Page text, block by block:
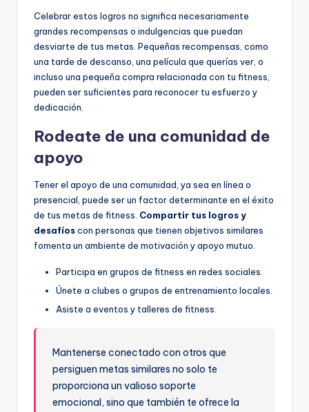
Celebrar estos logros no significa necesariamente
grandes recompensas o indulgencias que puedan
desviarte de tus metas. Pequeñas recompensas, como
una tarde de descanso, una película que querías ver, o
incluso una pequeña compra relacionada con tu fitness,
pueden ser suficientes para reconocer tu esfuerzo y
dedicación.
Rodeate de una comunidad de
apoyo
Tener el apoyo de una comunidad, ya sea en línea o
presencial, puede ser un factor determinante en el éxito
de tus metas de fitness. Compartir tus logros y
desafíoscon personas que tienen objetivos similares
fomenta un ambiente de motivación y apoyo mutuo.
Participa en grupos de fitness en redes sociales.
Únete a clubes o grupos de entrenamiento locales.
Asiste a eventos y talleres de fitness.
Mantenerse conectado con otros que
persiguen metas similares no solo te
proporciona un valioso soporte
emocional, sino que también te ofrece la